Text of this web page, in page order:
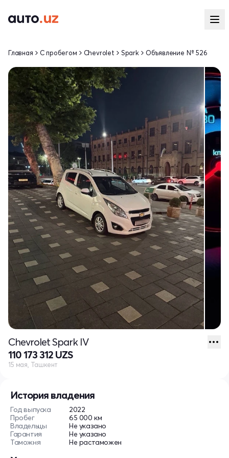
История владения
Год выпуска
2022
Пробег
65 000 км
Владельцы
Не указано
Гарантия
Не указано
Таможня
Не растаможен
Главная С пробегом Chevrolet Spark Объявление № 526
Chevrolet Spark IV
110 173 312 UZS
15 мая, Ташкент